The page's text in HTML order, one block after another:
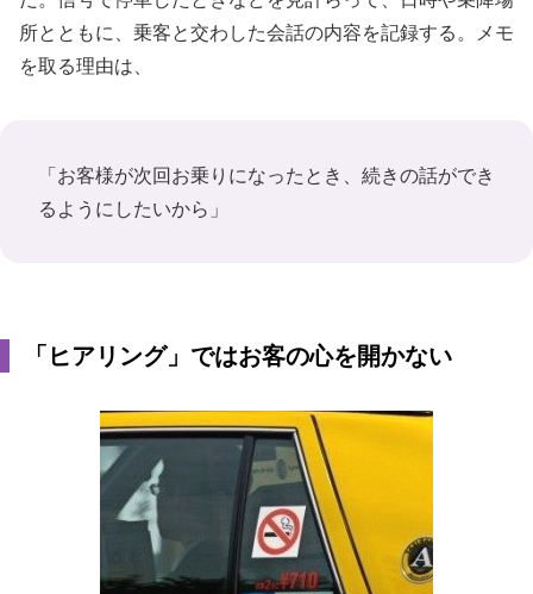
所とともに、乗客と交わした会話の内容を記録する。メモ
を取る理由は、
「お客様が次回お乗りになったとき、続きの話ができ
るようにしたいから」
「ヒアリング」ではお客の心を開かない